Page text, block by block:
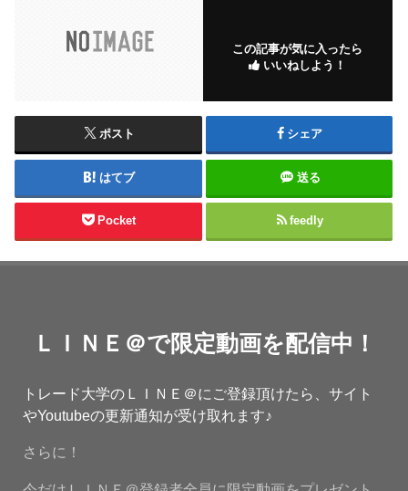
この記事が気に入ったら
いいねしよう！
ポスト シェア
はてブ 送る
Pocket feedly
ＬＩＮＥ＠で限定動画を配信中！
トレード大学のＬＩＮＥ＠にご登録頂けたら、サイト
やYoutubeの更新通知が受け取れます♪
さらに！